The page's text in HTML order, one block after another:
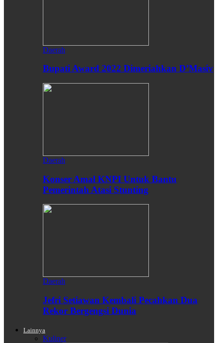
Daerah
Bupati Award 2022 Dimeriahkan D’Masiv
Daerah
Konser Amal KNPI Untuk Bantu
Pemerintah Atasi Stunting
Daerah
Jefri Setiawan Kembali Pecahkan Dua
Rekor Bergengsi Dunia
Lainnya
Kuliner